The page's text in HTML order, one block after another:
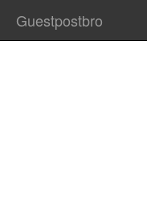
Guestpostbro